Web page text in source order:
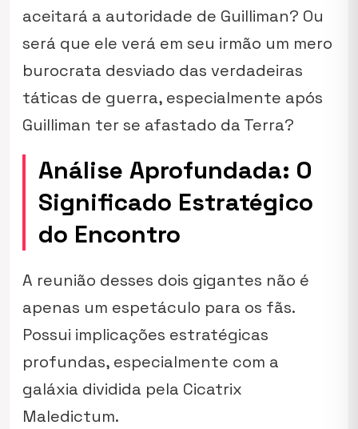
aceitará a autoridade de Guilliman? Ou
será que ele verá em seu irmão um mero
burocrata desviado das verdadeiras
táticas de guerra, especialmente após
Guilliman ter se afastado da Terra?
Análise Aprofundada: O
Significado Estratégico
do Encontro
A reunião desses dois gigantes não é
apenas um espetáculo para os fãs.
Possui implicações estratégicas
profundas, especialmente com a
galáxia dividida pela Cicatrix
Maledictum.